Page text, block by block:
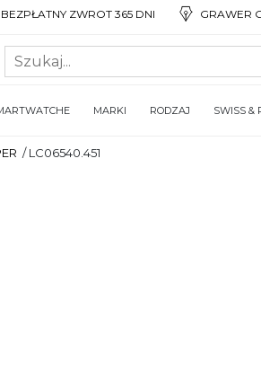
BEZPŁATNY ZWROT 365 DNI GRAWER
MARKI RODZAJ SWISS &
/LC06540.451